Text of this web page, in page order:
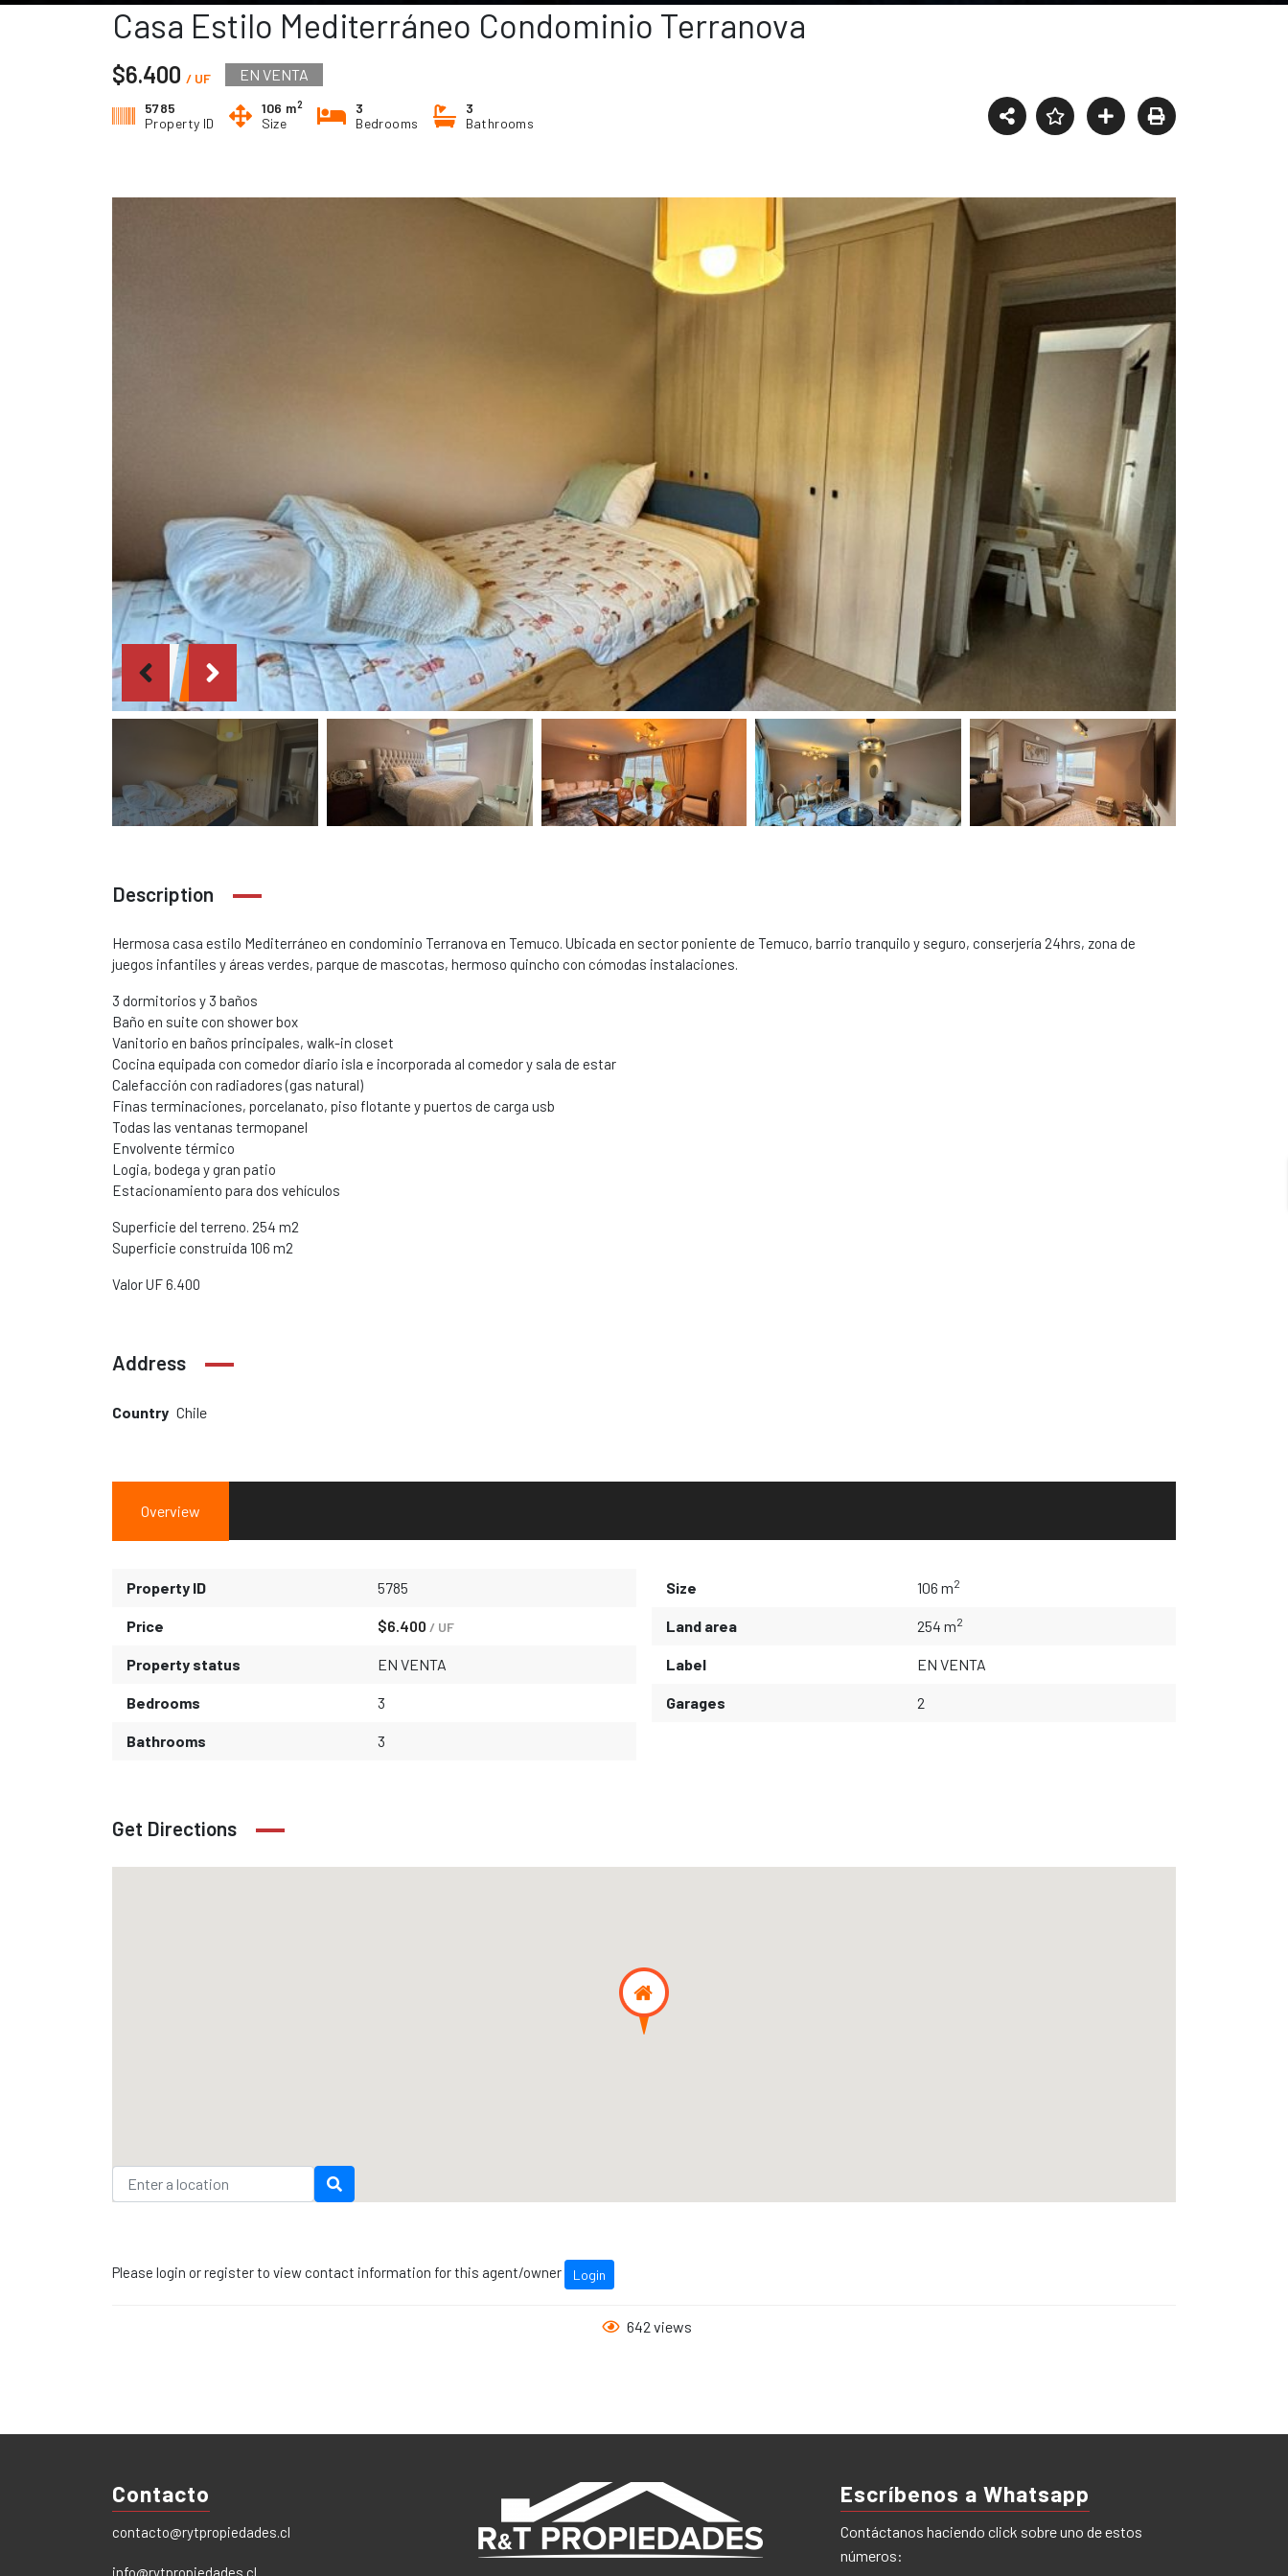
Casa Estilo Mediterráneo Condominio Terranova
$6.400 / UF EN VENTA
5785
Property ID
106 m2
Size
3
Bedrooms
3
Bathrooms
Description
Hermosa casa estilo Mediterráneo en condominio Terranova en Temuco. Ubicada en sector poniente de Temuco, barrio tranquilo y seguro, conserjería 24hrs, zona de
juegos infantiles y áreas verdes, parque de mascotas, hermoso quincho con cómodas instalaciones.
3 dormitorios y 3 baños
Baño en suite con shower box
Vanitorio en baños principales, walk-in closet
Cocina equipada con comedor diario isla e incorporada al comedor y sala de estar
Calefacción con radiadores (gas natural)
Finas terminaciones, porcelanato, piso flotante y puertos de carga usb
Todas las ventanas termopanel
Envolvente térmico
Logia, bodega y gran patio
Estacionamiento para dos vehículos
Superficie del terreno. 254 m2
Superficie construida 106 m2
Valor UF 6.400
Address
Country Chile
Overview
Property ID 5785
Price $6.400 / UF
Property status EN VENTA
Bedrooms 3
Bathrooms 3
Size 106 m2
Land area 254 m2
Label EN VENTA
Garages 2
Get Directions
Please login or register to view contact information for this agent/owner Login
642 views
Contacto
contacto@rytpropiedades.cl
info@rytpropiedades.cl
Escríbenos a Whatsapp
Contáctanos haciendo click sobre uno de estos
números: